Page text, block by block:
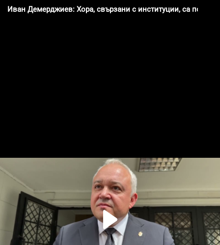
Иван Демерджиев: Хора, свързани с институции, са